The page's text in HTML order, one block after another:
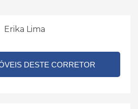
Erika Lima
DESTE CORRETOR